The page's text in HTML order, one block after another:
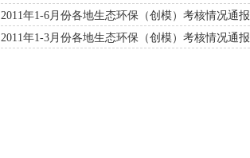
2011年1-6月份各地生态环保（创模）考核情况通报
2011年1-3月份各地生态环保（创模）考核情况通报